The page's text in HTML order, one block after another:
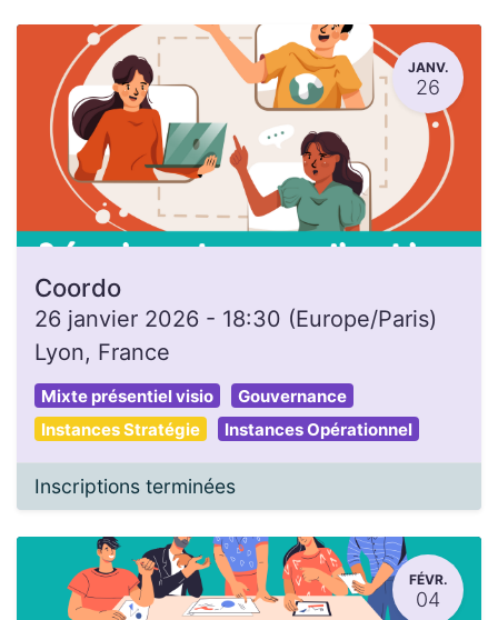
JANV.
26
Coordo
26 janvier 2026 - 18:30 (Europe/Paris)
Lyon, France
Mixte présentiel visio
Gouvernance
Instances Stratégie
Instances Opérationnel
Inscriptions terminées
FÉVR.
04